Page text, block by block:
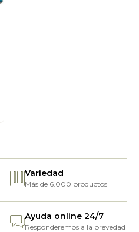
Variedad
Más de 6.000 productos
Ayuda online 24/7
Responderemos a la brevedad